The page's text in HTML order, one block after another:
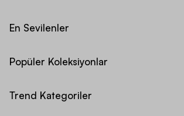
En Sevilenler
Popüler Koleksiyonlar
Trend Kategoriler